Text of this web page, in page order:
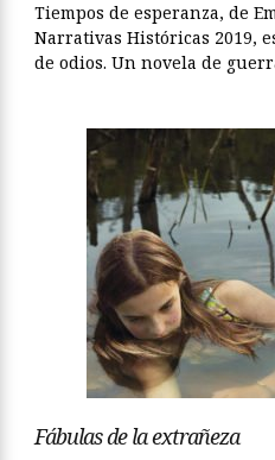
Tiempos de esperanza, de
Narrativas Históricas 2019,
de odios. Un novela de
Fábulas de la extrañeza